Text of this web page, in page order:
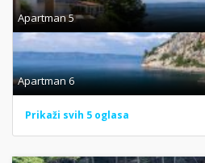
Apartman 5
Apartman 6
Prikaži svih 5 oglasa